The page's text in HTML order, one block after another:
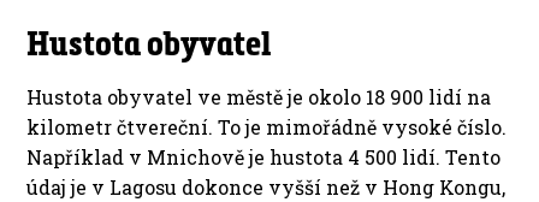
Hustota obyvatel
Hustota obyvatel ve městě je okolo 18 900 lidí na
kilometr čtvereční. To je mimořádně vysoké číslo.
Například v Mnichově je hustota 4 500 lidí. Tento
údaj je v Lagosu dokonce vyšší než v Hong Kongu,